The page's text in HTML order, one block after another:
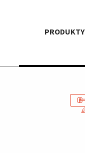
PRODUKTY